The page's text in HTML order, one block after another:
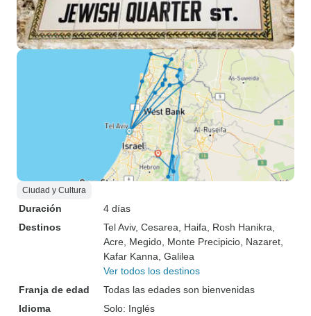
Ciudad y Cultura
Duración
4 días
Destinos
Tel Aviv, Cesarea , Haifa , Rosh Hanikra
Acre , Megido , Monte Precipicio , Nazaret
Kafar Kanna , Galilea
Ver todos los destinos
Franja de edad
Todas las edades son bienvenidas
Idioma
Solo: Inglés